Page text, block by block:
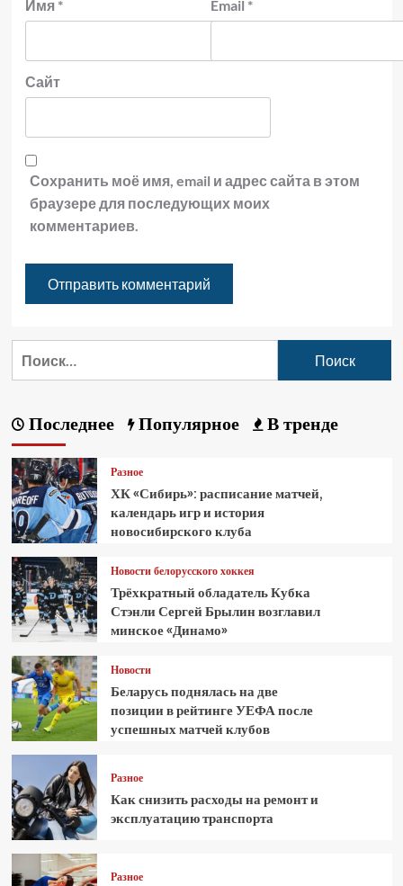
Имя * Email *
Сайт
Сохранить моё имя, email и адрес сайта в этом
браузере для последующих моих
комментариев.
Последнее Популярное В тренде
Разное
ХК «Сибирь»: расписание матчей,
календарь игр и история
новосибирского клуба
Новости белорусского хоккея
Трёхкратный обладатель Кубка
Стэнли Сергей Брылин возглавил
минское «Динамо»
Новости
Беларусь поднялась на две
позиции в рейтинге УЕФА после
успешных матчей клубов
Разное
Как снизить расходы на ремонт и
эксплуатацию транспорта
Разное